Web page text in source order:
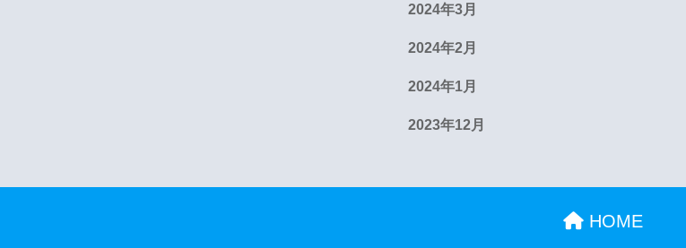
2024年3月
2024年2月
2024年1月
2023年12月
HOME